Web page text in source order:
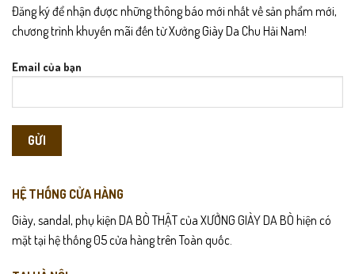
Đăng ký để nhận được những thông báo mới nhất về sản phẩm mới,
chương trình khuyến mãi đến từ Xưởng Giày Da Chu Hải Nam!
Email của bạn
HỆ THỐNG CỬA HÀNG
Giày, sandal, phụ kiện DA BÒ THẬT của XƯỞNG GIÀY DA BÒ hiện có
mặt tại hệ thống 05 cửa hàng trên Toàn quốc.